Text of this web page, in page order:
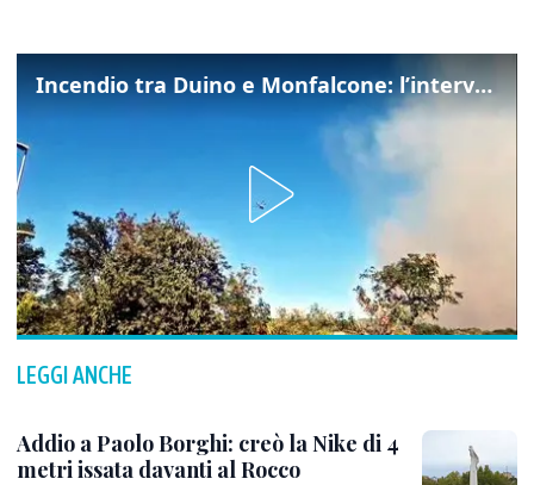
Incendio tra Duino e Monfalcone: l’intervento dei vigili del fuoco
LEGGI ANCHE
Addio a Paolo Borghi: creò la Nike di 4
metri issata davanti al Rocco